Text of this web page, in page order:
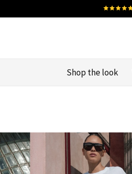
Shop the look